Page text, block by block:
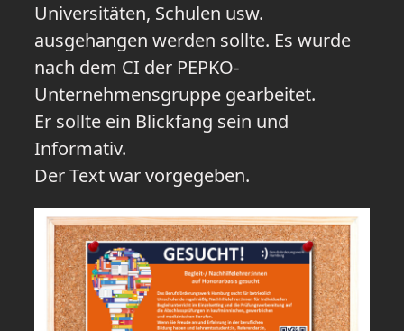
Universitäten, Schulen usw.
ausgehangen werden sollte. Es wurde
nach dem CI der PEPKO-
Unternehmensgruppe gearbeitet.
Er sollte ein Blickfang sein und
Informativ.
Der Text war vorgegeben.